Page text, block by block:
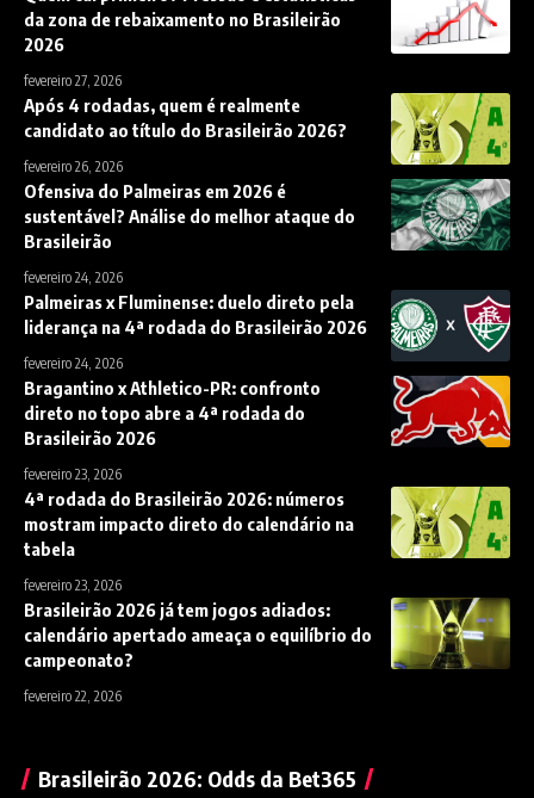
da zona de rebaixamento no Brasileirão
2026
fevereiro 27, 2026
Após 4 rodadas, quem é realmente
candidato ao título do Brasileirão 2026?
fevereiro 26, 2026
Ofensiva do Palmeiras em 2026 é
sustentável? Análise do melhor ataque do
Brasileirão
fevereiro 24, 2026
Palmeiras x Fluminense: duelo direto pela
liderança na 4ª rodada do Brasileirão 2026
fevereiro 24, 2026
Bragantino x Athletico-PR: confronto
direto no topo abre a 4ª rodada do
Brasileirão 2026
fevereiro 23, 2026
4ª rodada do Brasileirão 2026: números
mostram impacto direto do calendário na
tabela
fevereiro 23, 2026
Brasileirão 2026 já tem jogos adiados:
calendário apertado ameaça o equilíbrio do
campeonato?
fevereiro 22, 2026
Brasileirão 2026: Odds da Bet365